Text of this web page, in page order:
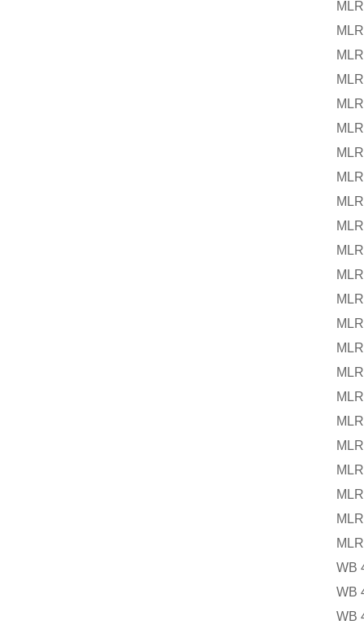
MLR
MLR
MLR
MLR
MLR
MLR
MLR
MLR
MLR
MLR
MLR
MLR
MLR
MLR
MLR
MLR
MLR
MLR
MLR
MLR
MLR
MLR
MLR
WB
WB
WB